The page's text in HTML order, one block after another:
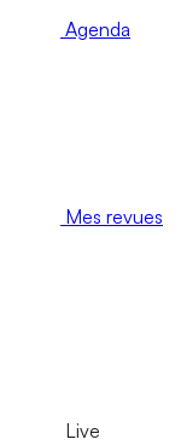
Agenda
Mes revues
Live